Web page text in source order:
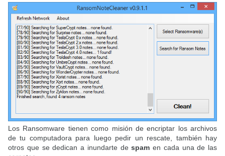
Los Ransomware tienen como misión de encriptar los archivos
de tu computadora para luego pedir un rescate, también hay
otros que se dedican a inundarte despam en cada una de las